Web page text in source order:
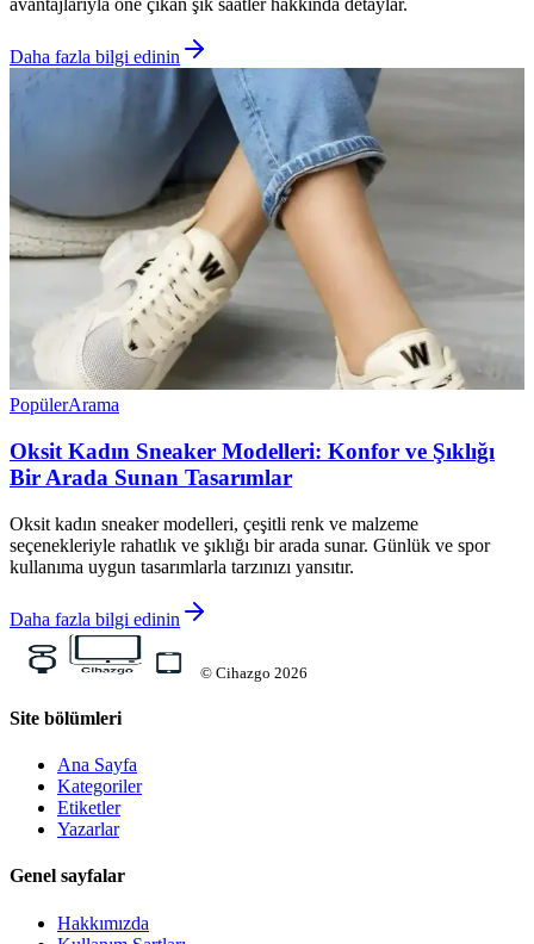
avantajlarıyla öne çıkan şık saatler hakkında detaylar.
Daha fazla bilgi edinin
PopülerArama
Oksit Kadın Sneaker Modelleri: Konfor ve Şıklığı
Bir Arada Sunan Tasarımlar
Oksit kadın sneaker modelleri, çeşitli renk ve malzeme
seçenekleriyle rahatlık ve şıklığı bir arada sunar. Günlük ve spor
kullanıma uygun tasarımlarla tarzınızı yansıtır.
Daha fazla bilgi edinin
© Cihazgo 2026
Site bölümleri
Ana Sayfa
Kategoriler
Etiketler
Yazarlar
Genel sayfalar
Hakkımızda